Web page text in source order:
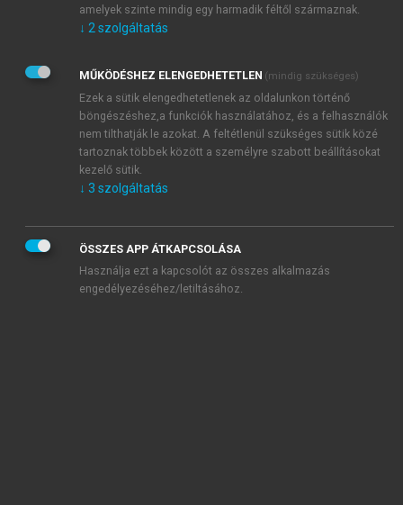
Kérek értesítést a MeRSZ újdonságairól, akcióiról.
Kérek értesítést az Akadémiai Kiadó Zrt. újdonságairól,
Adatkezelési tájékoztatóbanfoglaltakat tudomásul
veszem és elfogadom.
Általános vásárlási feltételeket, valamint a szotar.netés a
mersz.huoldalak licencszerződéseiben foglaltakat
tudomásul veszem és elfogadom.
KIPRÓBÁLOM
amelyek szinte mindig egy harmadik féltől származnak.
↓ 2 szolgáltatás
MŰKÖDÉSHEZ ELENGEDHETETLEN (mindig szükséges)
Ezek a sütik elengedhetetlenek az oldalunkon történő
böngészéshez,a funkciók használatához, és a felhasználók
nem tilthatják le azokat. A feltétlenül szükséges sütik közé
tartoznak többek között a személyre szabott beállításokat
kezelő sütik.
↓ 3 szolgáltatás
ÖSSZES APP ÁTKAPCSOLÁSA
Használja ezt a kapcsolót az összes alkalmazás
engedélyezéséhez/letiltásához.